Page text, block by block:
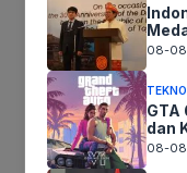
08-
GTA
dan
08-